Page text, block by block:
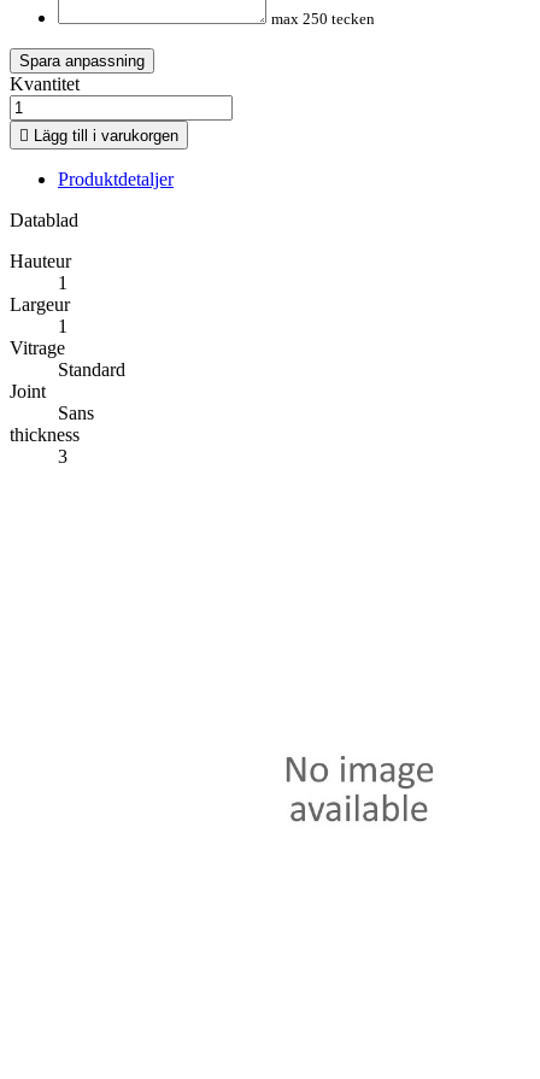
max 250 tecken
Spara anpassning
Kvantitet
 Lägg till i varukorgen
Produktdetaljer
Datablad
Hauteur
1
Largeur
1
Vitrage
Standard
Joint
Sans
thickness
3